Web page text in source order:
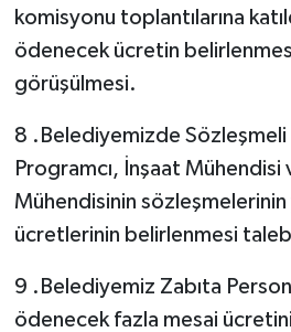
komisyonu toplantılarına
ödenecek ücretin
görüşülmesi.
8 .Belediyemizde Sözleşmeli
Programcı, İnşaat Mühendisi
Mühendisinin
ücretlerinin belirlenmesi
9 .Belediyemiz Zabıta
ödenecek fazla mesai